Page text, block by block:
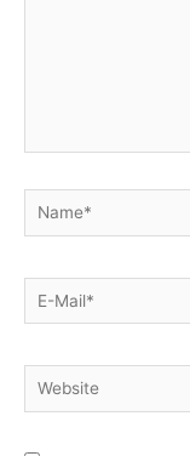
Name*
E-
Mail*
Website